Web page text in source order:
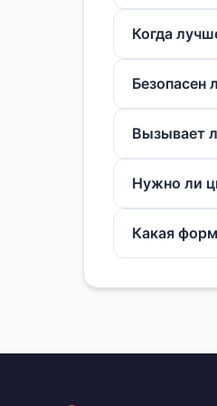
Когда
Безопасен
Вызывает
Нужно ли
Какая